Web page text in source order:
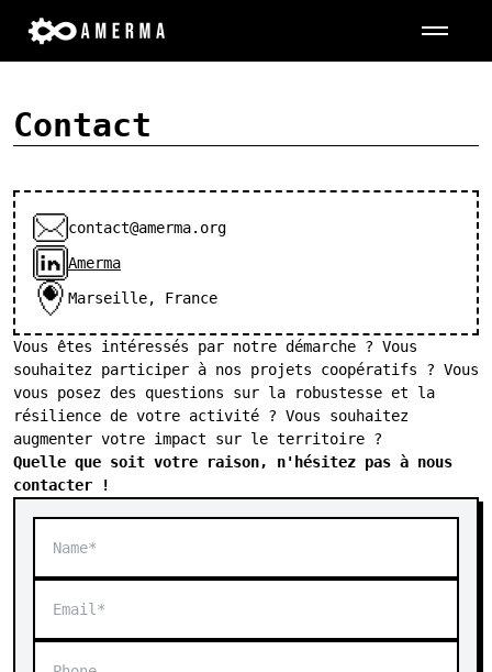
Contact
Contact
contact@amerma.org
Amerma
Marseille, France
Vous êtes intéressés par notre démarche ? Vous
souhaitez participer à nos projets coopératifs ? Vous
vous posez des questions sur la robustesse et la
résilience de votre activité ? Vous souhaitez
augmenter votre impact sur le territoire ?
Quelle que soit votre raison, n'hésitez pas à nous
contacter !